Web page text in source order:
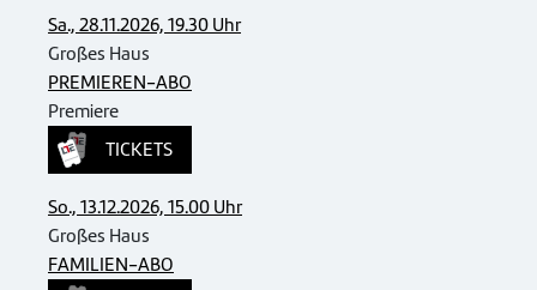
Sa., 28.11.2026, 19.30 Uhr
Großes Haus
PREMIEREN-ABO
Premiere
TICKETS
So., 13.12.2026, 15.00 Uhr
Großes Haus
FAMILIEN-ABO